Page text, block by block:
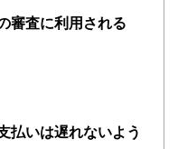
審査に利用される
払いは遅れないよう